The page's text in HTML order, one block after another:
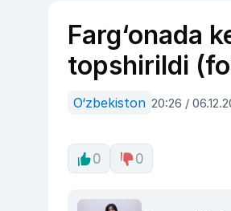
Farg‘onada
topshirildi
O‘zbekiston 20:26 /
0 0